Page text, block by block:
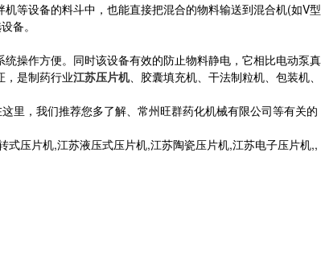
机等设备的料斗中，也能直接把混合的物料输送到混合机(如V型
备。
操作方便。同时该设备有效的防止物料静电，它相比电动泵真
，是制药行业江苏压片机、胶囊填充机、干法制粒机、包装机、
里，我们推荐您多了解、常州旺群药化机械有限公司等有关的
压片机,江苏液压式压片机,江苏陶瓷压片机,江苏电子压片机,,